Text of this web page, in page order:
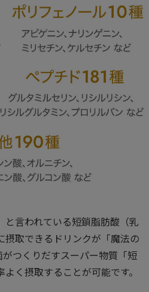
と言われている短鎖脂肪酸（乳
摂取できるドリンクが「魔法の
つくりだすスーパー物質「短
く摂取することが可能です。